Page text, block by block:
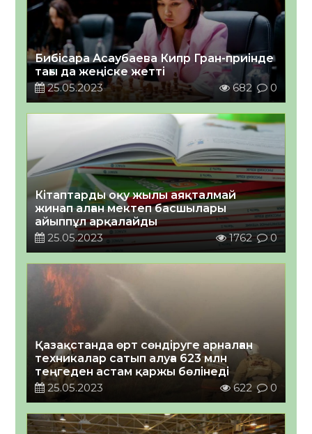
Бибісара Асаубаева Кипр Гран-приінде
тағы да жеңіске жетті
25.05.2023
682 0
Кітаптарды оқу жылы аяқталмай
жинап алған мектеп басшылары
айыппұл арқалайды
25.05.2023
1762 0
Қазақстанда өрт сөндіруге арналған
техникалар сатып алуға 623 млн
теңгеден астам қаржы бөлінеді
25.05.2023
622 0